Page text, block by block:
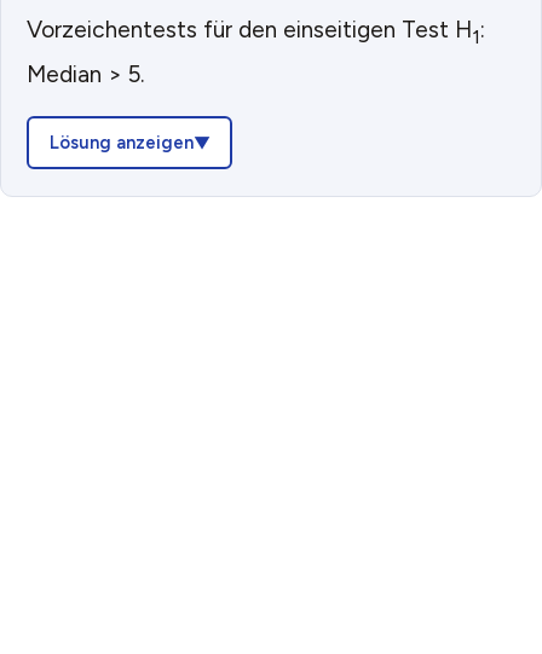
Vorzeichentests für den einseitigen Test H1:
Median > 5.
Lösung anzeigen